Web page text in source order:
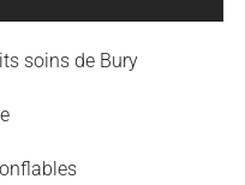
soins de Bury